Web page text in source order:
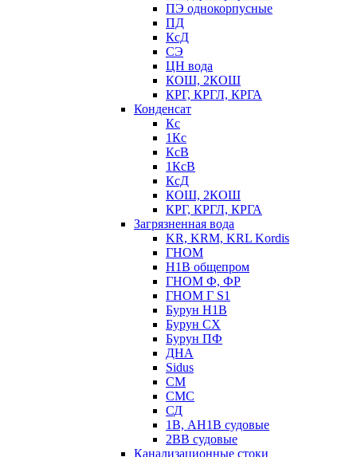
ПЭ однокорпусные
ПД
КсД
СЭ
ЦН вода
КОШ, 2КОШ
КРГ, КРГЛ, КРГА
Конденсат
Кс
1Кс
КсВ
1КсВ
КсД
КОШ, 2КОШ
КРГ, КРГЛ, КРГА
Загрязненная вода
KR, KRM, KRL Kordis
ГНОМ
Н1В общепром
ГНОМ Ф, ФР
ГНОМ Г S1
Бурун Н1В
Бурун СХ
Бурун ПФ
ДНА
Sidus
СМ
СМС
СД
1В, АН1В судовые
2ВВ судовые
Канализационные стоки